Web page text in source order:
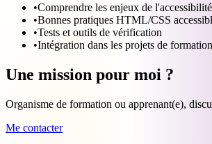
•Comprendre les enjeux de l'accessibilité
•Bonnes pratiques HTML/CSS
•Tests et outils de vérification
•Intégration dans les projets de formation
Une mission pour moi ?
Organisme de formation ou apprenant(e),
Me contacter